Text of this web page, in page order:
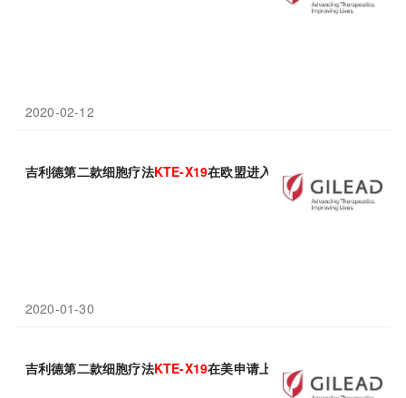
2020-02-12
吉利德第二款细胞疗法KTE-X19在欧盟进入审查！
2020-01-30
吉利德第二款细胞疗法KTE-X19在美申请上市！